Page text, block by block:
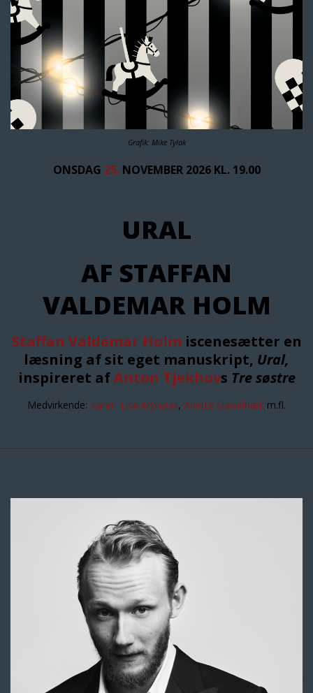
Grafik: Mike Tylak
ONSDAG 25.NOVEMBER 2026 KL. 19.00
URAL
AF STAFFAN
VALDEMAR HOLM
Staffan Valdemar Holm iscenesætter en
læsning af sit eget manuskript, Ural,
inspireret afAnton Tjekhovs Tre søstre
Medvirkende: Karen-Lise Mynster, Anette Støvelbæk m.fl.